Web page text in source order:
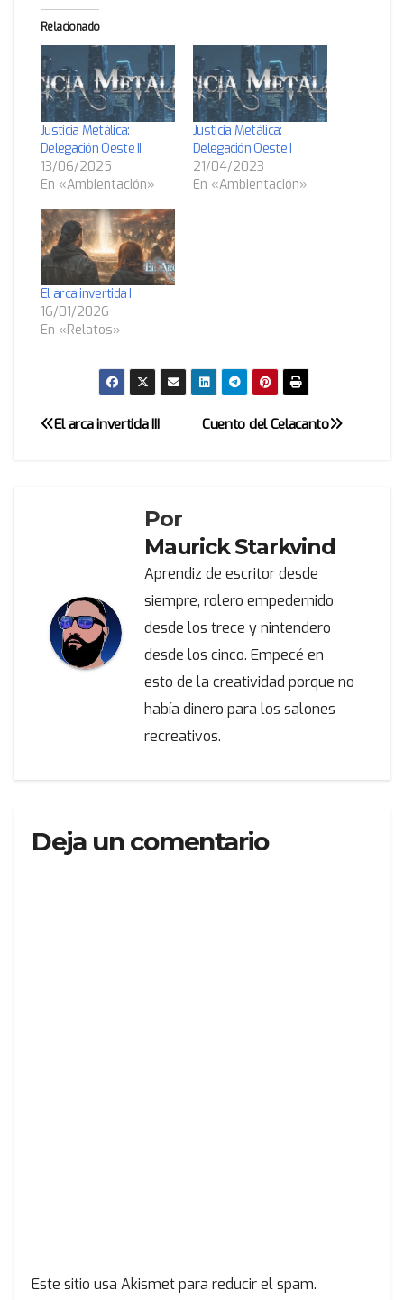
Relacionado
Justicia Metálica:
Delegación Oeste II
13/06/2025
En «Ambientación»
Justicia Metálica:
Delegación Oeste I
21/04/2023
En «Ambientación»
El arca invertida I
16/01/2026
En «Relatos»
Navegación
entradas
Cuento del Celacanto
El arca invertida III
Por
Maurick Starkvind
Aprendiz de escritor desde
siempre, rolero empedernido
desde los trece y nintendero
desde los cinco. Empecé en
esto de la creatividad porque no
había dinero para los salones
recreativos.
Deja un comentario
Este sitio usa Akismet para reducir el spam.